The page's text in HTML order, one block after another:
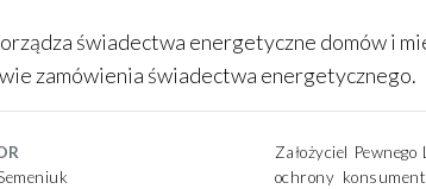
świadectwa energetyczne domów i
zamówienia świadectwa energetycznego.
Założyciel
ochrony